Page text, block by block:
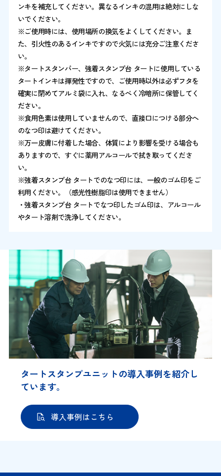
ンキを補充してください。異なるインキの混用は絶対にしな
いでください。
※ご使用時には、使用場所の換気をよくしてください。ま
た、引火性のあるインキですので火気には充分ご注意くださ
い。
※タートスタンパー、強着スタンプ台 タートに使用している
タートインキは揮発性ですので、ご使用時以外は必ずフタを
確実に閉めてアルミ袋に入れ、なるべく冷暗所に保管してく
ださい。
※食用色素は使用していませんので、直接口につける部分へ
のなつ印は避けてください。
※万一皮膚に付着した場合、体質により影響を受ける場合も
ありますので、すぐに薬用アルコールで拭き取ってくださ
い。
※強着スタンプ台 タートでのなつ印には、一般のゴム印をご
利用ください。（感光性樹脂印は使用できません）
・強着スタンプ台 タートでなつ印したゴム印は、アルコール
やタート溶剤で洗浄してください。
タートスタンプユニットの導入事例を紹介し
ています。
導入事例はこちら